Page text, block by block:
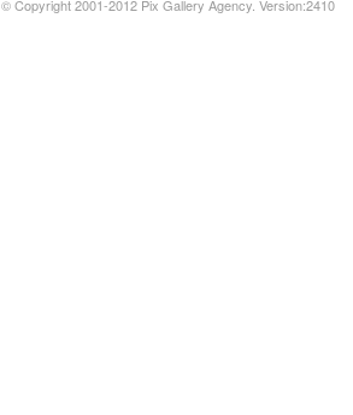
© Copyright 2001-2012 Pix Gallery Agency. Version:2410